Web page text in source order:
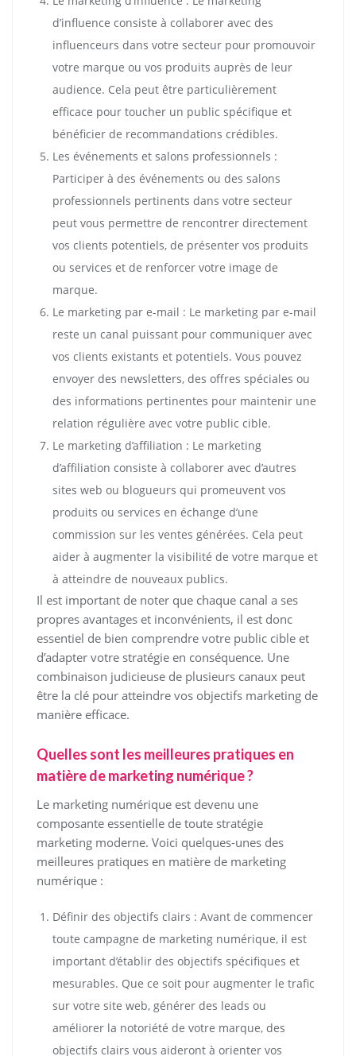
d’influence consiste à collaborer avec des
influenceurs dans votre secteur pour promouvoir
votre marque ou vos produits auprès de leur
audience. Cela peut être particulièrement
efficace pour toucher un public spécifique et
bénéficier de recommandations crédibles.
Les événements et salons professionnels :
Participer à des événements ou des salons
professionnels pertinents dans votre secteur
peut vous permettre de rencontrer directement
vos clients potentiels, de présenter vos produits
ou services et de renforcer votre image de
marque.
Le marketing par e-mail : Le marketing par e-mail
reste un canal puissant pour communiquer avec
vos clients existants et potentiels. Vous pouvez
envoyer des newsletters, des offres spéciales ou
des informations pertinentes pour maintenir une
relation régulière avec votre public cible.
Le marketing d’affiliation : Le marketing
d’affiliation consiste à collaborer avec d’autres
sites web ou blogueurs qui promeuvent vos
produits ou services en échange d’une
commission sur les ventes générées. Cela peut
aider à augmenter la visibilité de votre marque et
à atteindre de nouveaux publics.
Il est important de noter que chaque canal a ses
propres avantages et inconvénients, il est donc
essentiel de bien comprendre votre public cible et
d’adapter votre stratégie en conséquence. Une
combinaison judicieuse de plusieurs canaux peut
être la clé pour atteindre vos objectifs marketing de
manière efficace.
Quelles sont les meilleures pratiques en
matière de marketing numérique ?
Le marketing numérique est devenu une
composante essentielle de toute stratégie
marketing moderne. Voici quelques-unes des
meilleures pratiques en matière de marketing
numérique :
Définir des objectifs clairs : Avant de commencer
toute campagne de marketing numérique, il est
important d’établir des objectifs spécifiques et
mesurables. Que ce soit pour augmenter le trafic
sur votre site web, générer des leads ou
améliorer la notoriété de votre marque, des
objectifs clairs vous aideront à orienter vos